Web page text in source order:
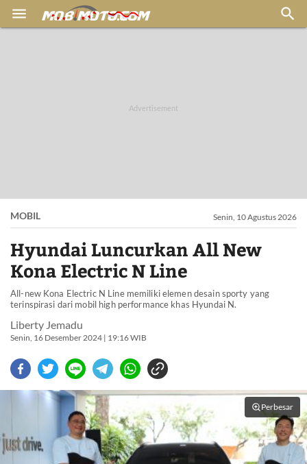
 
MOBIL Senin, 10 Agustus 2026
Hyundai Luncurkan All New
Kona Electric N Line
All-new Kona Electric N Line memiliki elemen desain sporty yang
terinspirasi dari mobil high performance khas Hyundai N.
Liberty Jemadu
Senin, 16 Desember 2024 | 19:16 WIB
Perbesar